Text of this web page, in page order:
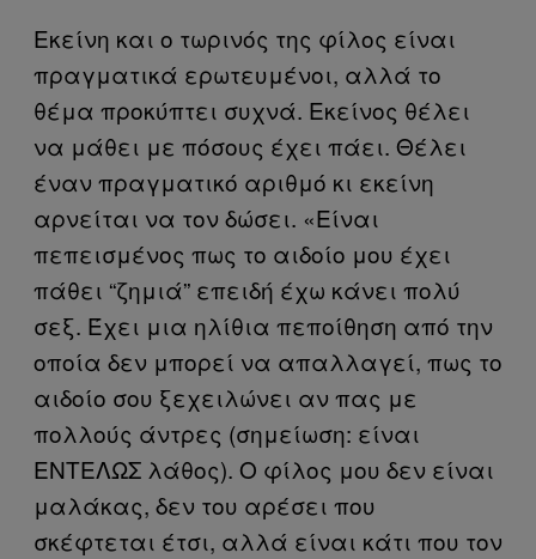
Εκείνη και ο τωρινός της φίλος είναι
πραγματικά ερωτευμένοι, αλλά το
θέμα προκύπτει συχνά. Εκείνος θέλει
να μάθει με πόσους έχει πάει. Θέλει
έναν πραγματικό αριθμό κι εκείνη
αρνείται να τον δώσει. «Είναι
πεπεισμένος πως το αιδοίο μου έχει
πάθει “ζημιά” επειδή έχω κάνει πολύ
σεξ. Έχει μια ηλίθια πεποίθηση από την
οποία δεν μπορεί να απαλλαγεί, πως το
αιδοίο σου ξεχειλώνει αν πας με
πολλούς άντρες (σημείωση: είναι
ΕΝΤΕΛΩΣ λάθος). Ο φίλος μου δεν είναι
μαλάκας, δεν του αρέσει που
σκέφτεται έτσι, αλλά είναι κάτι που τον